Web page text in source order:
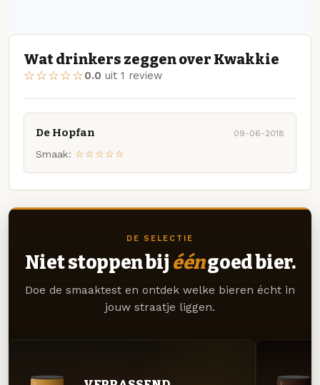
Wat drinkers zeggen over Kwakkie
☆☆☆☆☆0.0 uit 1 review
De Hopfan 09-06-2018
Smaak: ☆☆☆☆☆
DE SELECTIE
Niet stoppen bij ééngoed bier.
Doe de smaaktest en ontdek welke bieren écht in
jouw straatje liggen.